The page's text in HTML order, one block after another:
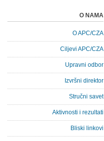
O NAMA
O APC/CZA
Ciljevi APC/CZA
Upravni odbor
Izvršni direktor
Stručni savet
Aktivnosti i rezultati
Bliski linkovi